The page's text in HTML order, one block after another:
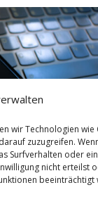
wir Technologien wie
zuzugreifen.
Surfverhalten oder
nicht erteilst
beeinträchtigt